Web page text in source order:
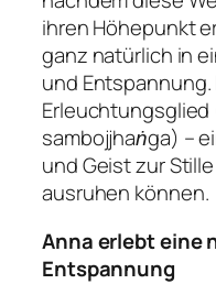
ihren Höhepunkt
ganz natürlich in
und
Erleuchtungsglied
sambojjhaṅga) –
und Geist zur
ausruhen können.
Anna erlebt eine
Entspannung